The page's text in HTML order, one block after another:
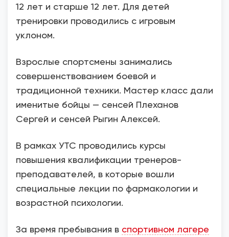
12 лет и старше 12 лет. Для детей
тренировки проводились с игровым
уклоном.
Взрослые спортсмены занимались
совершенствованием боевой и
традиционной техники. Мастер класс дали
именитые бойцы — сенсей Плеханов
Сергей и сенсей Рыгин Алексей.
В рамках УТС проводились курсы
повышения квалификации тренеров-
преподавателей, в которые вошли
специальные лекции по фармакологии и
возрастной психологии.
За время пребывания в спортивном лагере